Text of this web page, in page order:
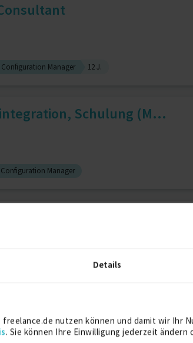
Details
nutzen können und damit wir
. Sie können Ihre Einwilligung jederzeit ändern
Configuration Manager 12 J.
Schulung (M...
Configuration Manager
Consultant